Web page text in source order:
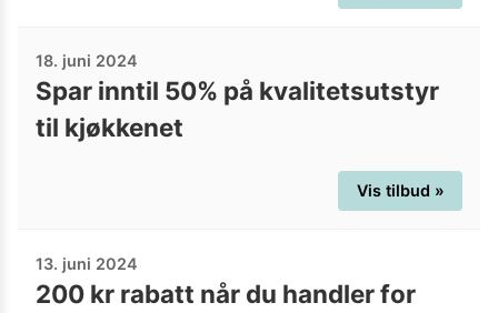
18. juni 2024
Spar inntil 50% på kvalitetsutstyr
til kjøkkenet
Vis tilbud »
13. juni 2024
200 kr rabatt når du handler for